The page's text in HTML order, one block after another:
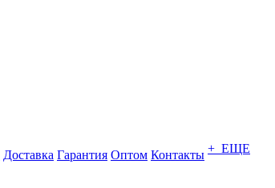
Доставка Гарантия Оптом Контакты + ЕЩЕ